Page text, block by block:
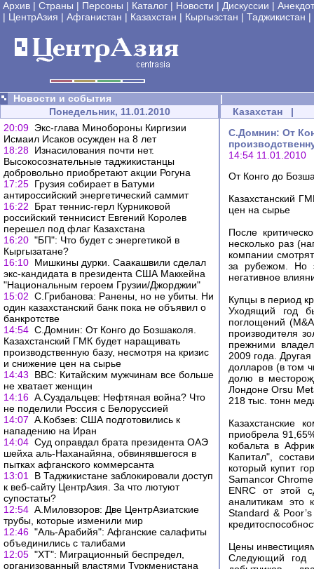
Архив | Страны | Персоны | Каталог | Новости | Дискуссии |
| ЦентрАзия | Афганистан | Казахстан | Кыргызстан | Таджикистан |
Новости и события
|
Понедельник, 11.01.2010
20:09 Экс-глава Минобороны Киргизии
Исмаил Исаков осужден на 8 лет
18:28 Изнасилования почти нет.
Высокосознательные таджикистанцы
добровольно приобретают акции Рогуна
17:25 Грузия собирает в Батуми
антироссийский энергетический саммит
16:22
Брат теннис-герл Курниковой
российский теннисист Евгений Королев
перешел под флаг Казахстана
16:20 "БП": Что будет с энергетикой в
Кыргызатане?
16:10 Мишкины дурки. Саакашвили сделал
экс-кандидата в президента США Маккейна
"Национальным героем Грузии/Джорджии"
15:02 С.Грибанова: Ранены, но не убиты. Ни
один казахстанский банк пока не объявил о
банкротстве
14:54 С.Домнин: От Конго до Бозшаколя.
Казахстанский ГМК будет наращивать
производственную базу, несмотря на кризис
и снижение цен на сырье
14:43
ВВС: Китайским мужчинам все больше
не хватает женщин
14:16 А.Суздальцев: Нефтяная война? Что
не поделили Россия с Белоруссией
14:07 А.Кобзев: США подготовились к
нападению на Иран
14:04 Суд оправдал брата президента ОАЭ
шейха аль-Наханайяна, обвинявшегося в
пытках афганского коммерсанта
13:01
В Таджикистане заблокировали доступ
к веб-сайту ЦентрАзия. За что лютуют
супостаты?
12:54 А.Миловзоров: Две ЦентрАзиатские
трубы, которые изменили мир
12:46 "Аль-Арабийя": Афганские салафиты
объединились с талибами
12:05 "ХТ": Миграционный беспредел,
организованный властями Туркменистана
Казахстан |
С.Домнин: От
14:54 11.01.2010
От Конго до
Казахстанский
цен на сырье
После
несколько раз
компании
за рубежом. Но
негативное
Купцы в период
Уходящий год
поглощений
производителя
прежними
2009 года.
долларов (в том
долю в
Лондоне Orsu
218 тыс. тонн
Казахстанские
приобрела
кобальта в
Капитал",
который купит
Samancor
ENRC от этой
аналитикам это
Standard &
Цены
Следующий год